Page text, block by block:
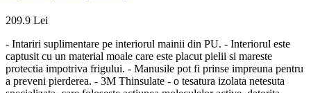
209.9 Lei
- Intariri suplimentare pe interiorul mainii din PU. - Interiorul este
captusit cu un material moale care este placut pielii si mareste
protectia impotriva frigului. - Manusile pot fi prinse impreuna pentru
a preveni pierderea. - 3M Thinsulate - o tesatura izolata netesuta